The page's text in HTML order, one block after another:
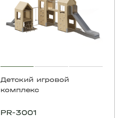
Детский игровой
комплекс
PR-3001